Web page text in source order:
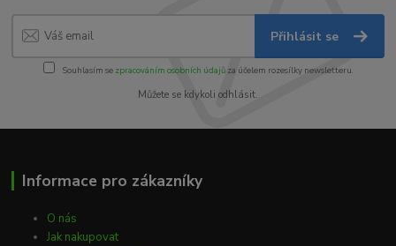
Přihlásit se
Souhlasím se zpracováním osobních údajůza účelem rozesílky newsletteru.
Můžete se kdykoli odhlásit.
Informace pro zákazníky
O nás
Jak nakupovat